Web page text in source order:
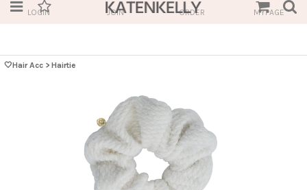
LOGIN JOIN ORDER MYPAGE
🤍Hair Acc > Hairtie